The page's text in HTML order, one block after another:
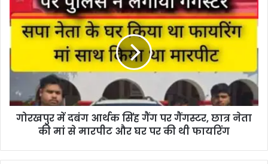
गोरखपुर में दबंग आर्थक सिंह गैंग पर गैंगस्टर, छात्र नेता
की मां से मारपीट और घर पर की थी फायरिंग